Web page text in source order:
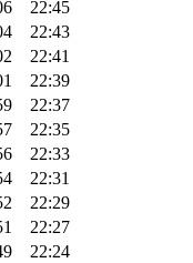
22:45
22:43
22:41
22:39
22:37
22:35
22:33
22:31
22:29
22:27
22:24